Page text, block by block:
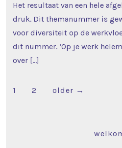
Het resultaat van een hele
druk. Dit themanummer is
voor diversiteit op de
dit nummer. ‘Op je werk
over […]
Posts
1 2 older →